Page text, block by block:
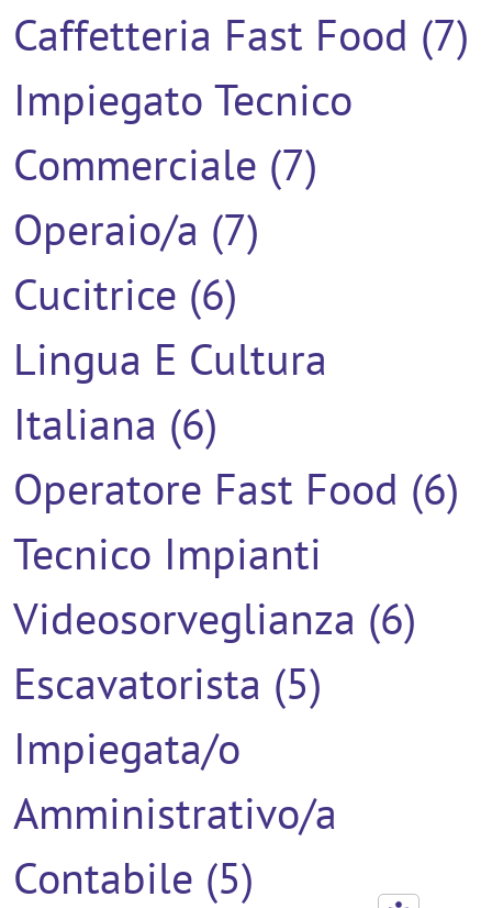
Caffetteria Fast Food (7)
Impiegato Tecnico
Commerciale (7)
Operaio/a (7)
Cucitrice (6)
Lingua E Cultura
Italiana (6)
Operatore Fast Food (6)
Tecnico Impianti
Videosorveglianza (6)
Escavatorista (5)
Impiegata/o
Amministrativo/a
Contabile (5)